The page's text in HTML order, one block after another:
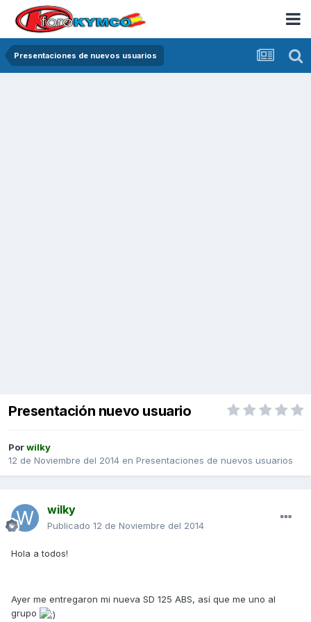
Presentaciones de nuevos usuarios
Presentación nuevo usuario
Porwilky
12 de Noviembre del 2014 en Presentaciones de nuevos usuarios
wilky
Publicado 12 de Noviembre del 2014
Hola a todos!
Ayer me entregaron mi nueva SD 125 ABS, así que me uno al
grupo